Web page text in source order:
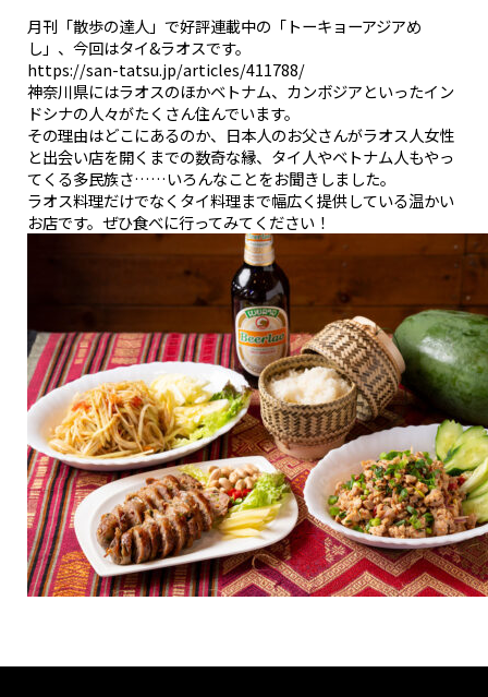
月刊「散歩の達人」で好評連載中の「トーキョーアジアめ
し」、今回はタイ&ラオスです。
https://san-tatsu.jp/articles/411788/
神奈川県にはラオスのほかベトナム、カンボジアといったイン
ドシナの人々がたくさん住んでいます。
その理由はどこにあるのか、日本人のお父さんがラオス人女性
と出会い店を開くまでの数奇な縁、タイ人やベトナム人もやっ
てくる多民族さ……いろんなことをお聞きしました。
ラオス料理だけでなくタイ料理まで幅広く提供している温かい
お店です。ぜひ食べに行ってみてください！